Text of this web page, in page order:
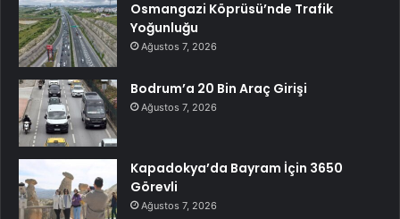
Osmangazi Köprüsü’nde Trafik
Yoğunluğu
Ağustos 7, 2026
Bodrum’a 20 Bin Araç Girişi
Ağustos 7, 2026
Kapadokya’da Bayram İçin 3650
Görevli
Ağustos 7, 2026